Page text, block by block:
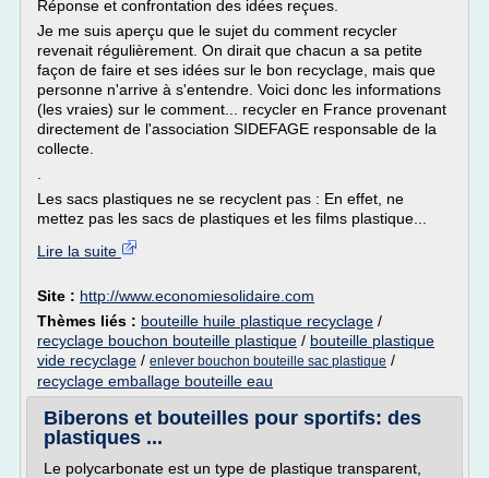
Réponse et confrontation des idées reçues.
Je me suis aperçu que le sujet du comment recycler
revenait régulièrement. On dirait que chacun a sa petite
façon de faire et ses idées sur le bon recyclage, mais que
personne n'arrive à s'entendre. Voici donc les informations
(les vraies) sur le comment... recycler en France provenant
directement de l'association SIDEFAGE responsable de la
collecte.
Les sacs plastiques ne se recyclent pas : En effet, ne
mettez pas les sacs de plastiques et les films plastique...
Lire la suite
Site : http://www.economiesolidaire.com
Thèmes liés : bouteille huile plastique recyclage /
recyclage bouchon bouteille plastique / bouteille plastique
vide recyclage / enlever bouchon bouteille sac plastique /
recyclage emballage bouteille eau
Biberons et bouteilles pour sportifs: des
plastiques ...
Le polycarbonate est un type de plastique transparent,